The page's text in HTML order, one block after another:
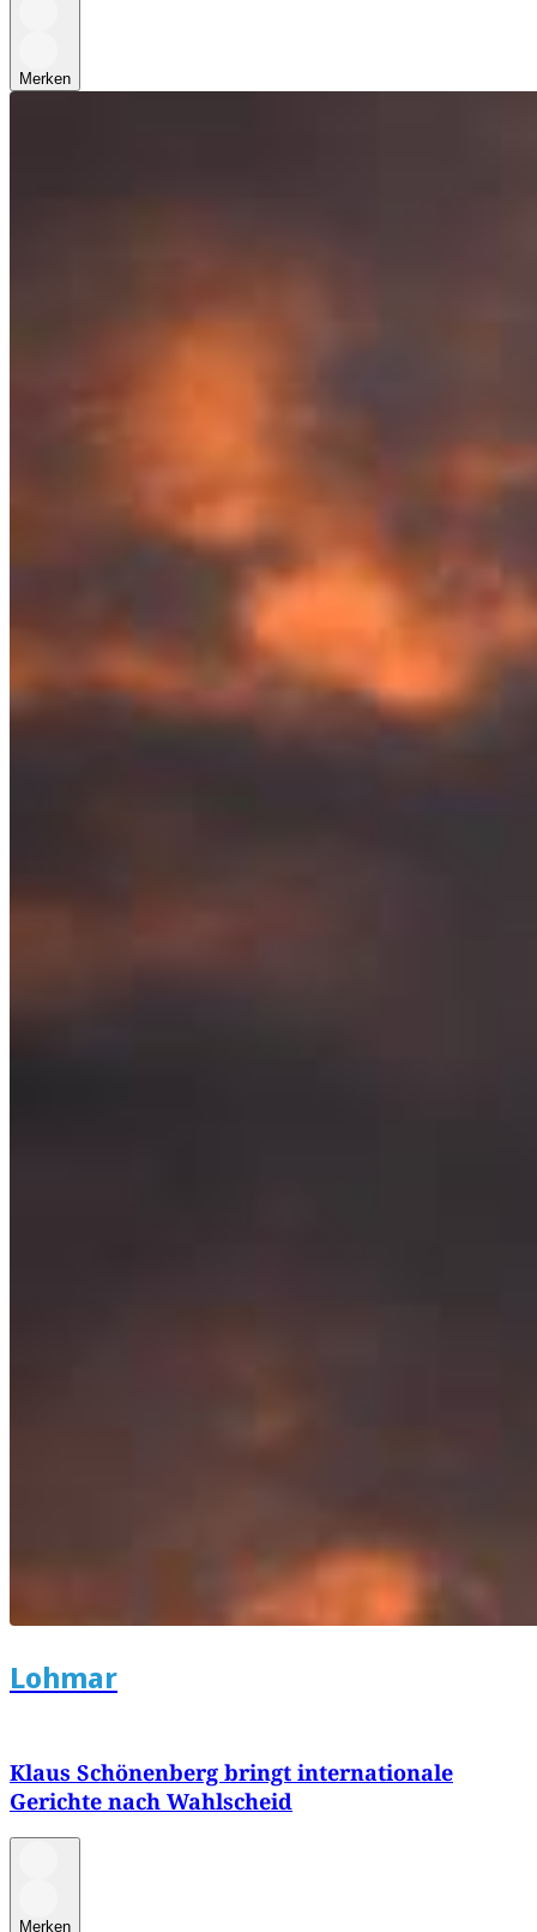
Merken
Lohmar
Klaus Schönenberg bringt internationale
Gerichte nach Wahlscheid
Merken